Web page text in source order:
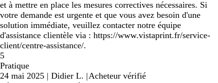
et à mettre en place les mesures correctives nécessaires. Si
votre demande est urgente et que vous avez besoin d'une
solution immédiate, veuillez contacter notre équipe
d'assistance clientèle via : https://www.vistaprint.fr/service-
client/centre-assistance/.
5
Pratique
24 mai 2025 | Didier L. |Acheteur vérifié